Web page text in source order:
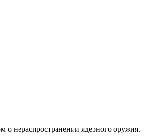
нераспространении ядерного оружия.